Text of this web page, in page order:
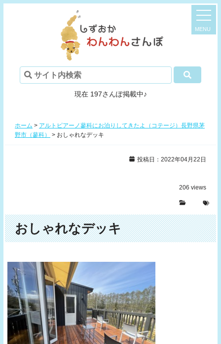
現在 197さんぽ掲載中♪
ホーム > アルトピアーノ蓼科にお泊りしてきたよ（コテージ）長野県茅
野市（蓼科）
> おしゃれなデッキ
投稿日：2022年04月22日
206 views
おしゃれなデッキ